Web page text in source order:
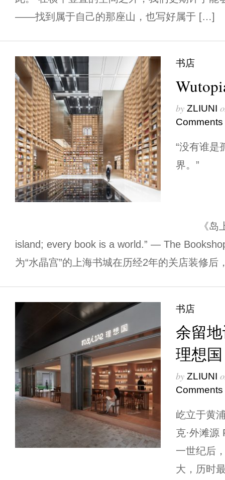
——找到属于自己的那座山，也写好属于 […]
书店
by ZLIUNI
Comments
“没有谁是
界。”
《岛上书店》 “No
island; every book is a world.” — The
为“水晶宫”的上海书城在历经2年的关店装修
书店
余留
理想
by ZLIUNI
Comments
屹立于黄
克·外滩源
一世纪后
大，历时